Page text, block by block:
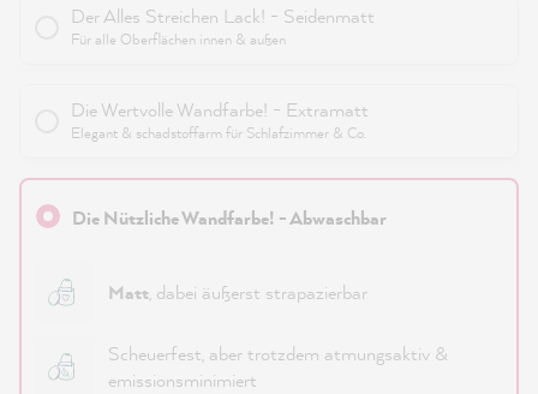
Der Alles Streichen Lack! - Seidenmatt
Für alle Oberflächen innen & außen
Die Wertvolle Wandfarbe! - Extramatt
Elegant & schadstoffarm für Schlafzimmer & Co.
Die Nützliche Wandfarbe! - Abwaschbar
Matt, dabei äußerst strapazierbar
Scheuerfest, aber trotzdem atmungsaktiv &
emissionsminimiert